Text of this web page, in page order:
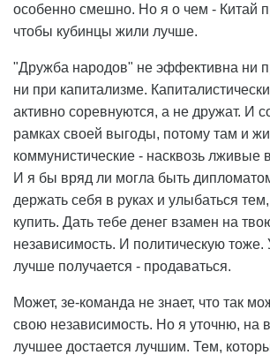
особенно смешно. Но я о чем - Китай
чтобы кубинцы жили лучше.
"Дружба народов" не эффективна ни
ни при капитализме.
активно соревнуются, а не дружат. И
рамках своей выгоды, потому там и
коммунистические - насквозь лживые
И я бы вряд ли могла быть
держать себя в руках и улыбаться
купить. Дать тебе денег взамен на
независимость. И политическую
лучше получается - продаваться.
Может, зе-команда не знает, что так
свою независимость. Но я уточню, на
лучшее достается лучшим. Тем,